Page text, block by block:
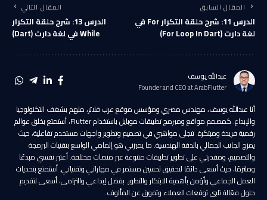
المقال السابق
الدرس 11: شرح حلقة التكرار For في
لغة دارت (For Loop In Dart)
المقال التالي
الدرس 13: شرح حلقة التكرار
While في لغة دارت (Dart)
عبدالله يوسف
Founder and CEO at ArabFlutter
أنا عبدالله يوسف، مهندس مصري ومؤسس موقع عرب فلاتر، ملهم بشغف التكنولوجيا
والإبداع. كمصمم مواقع ومبرمج تطبيقات موبايل باستخدام Flutter، أستمتع بخلق عوالم
رقمية فريدة ومبتكرة. تتجلى مواهبي في تصميم وتطوير واجهات مستخدم تفاعلية، حيث
يمزج الجانب الجمالي بالدقة الهندسية. ما يميزني هو إلمامي الواسع بتقنيات البرمجة
والتصميم، ومقدرتي على تطوير تطبيقات متنوعة عبر منصات مختلفة. أعتبر نفسي مبدعًا
وملتزمًا، حيث أسعى دائمًا لتحقيق تحسين مستمر في مهاراتي وتقنياتي. أستمتع بتحديات
العمل الجماعي وأؤمن بأهمية الابتكار والتطور. بفضل إبداعي والتزامي، أسعى لتقديم
حلول فعّالة تلبي توقعات العملاء وتفوق عن المألوف.